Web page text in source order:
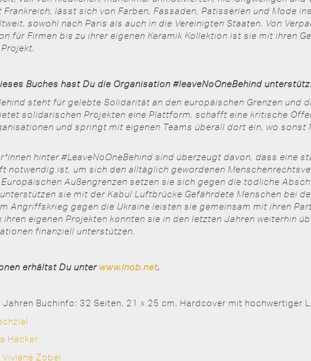
Frankreich, lässt sich von Farben, Fassaden, Patisserien und Mode
sowohl nach Paris als auch in die Vereinigten Staaten. Von
für Firmen bis zu ihrer eigenen Keramik Kollektion ist sie mit ihren
Buches hast Du die Organisation #leaveNoOneBehind
steht für gelebte Solidarität an den europäischen Grenzen und
solidarischen Projekten eine Plattform, schafft eine kritische
und springt mit eigenen Teams überall dort ein, wo sonst
hinter #LeaveNoOneBehind sind überzeugt davon, dass eine
notwendig ist, um sich den alltäglich gewordenen
Außengrenzen setzen sie sich gegen die tödliche
sie mit der Kabul Luftbrücke Gefährdete Menschen bei
Angriffskrieg gegen die Ukraine leisten sie gemeinsam mit ihren
ihren eigenen Projekten konnten sie in den letzten Jahren weiterhin
finanziell unterstützen.
erhältst Du unter www.lnob.net.
Jahren Buchinfo: 32 Seiten, 21 x 25 cm, Hardcover mit hochwertiger
Hacker
Zobel